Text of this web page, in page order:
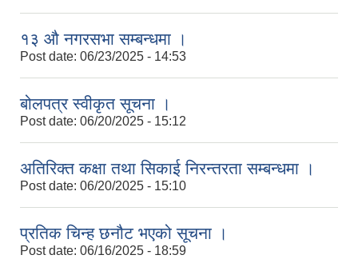
१३ औ नगरसभा सम्बन्धमा ।
Post date: 06/23/2025 - 14:53
बोलपत्र स्वीकृत सूचना ।
Post date: 06/20/2025 - 15:12
अतिरिक्त कक्षा तथा सिकाई निरन्तरता सम्बन्धमा ।
Post date: 06/20/2025 - 15:10
प्रतिक चिन्ह छनौट भएको सूचना ।
Post date: 06/16/2025 - 18:59